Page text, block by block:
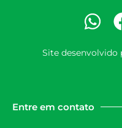
Site desenvolvido
Entre em contato